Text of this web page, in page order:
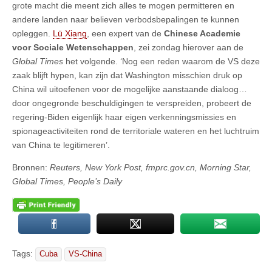
grote macht die meent zich alles te mogen permitteren en
andere landen naar believen verbodsbepalingen te kunnen
opleggen. Lü Xiang, een expert van de Chinese Academie
voor Sociale Wetenschappen, zei zondag hierover aan de
Global Times het volgende. ‘Nog een reden waarom de VS deze
zaak blijft hypen, kan zijn dat Washington misschien druk op
China wil uitoefenen voor de mogelijke aanstaande dialoog…
door ongegronde beschuldigingen te verspreiden, probeert de
regering-Biden eigenlijk haar eigen verkenningsmissies en
spionageactiviteiten rond de territoriale wateren en het luchtruim
van China te legitimeren’.
Bronnen: Reuters, New York Post, fmprc.gov.cn, Morning Star,
Global Times, People’s Daily
Tags: Cuba VS-China